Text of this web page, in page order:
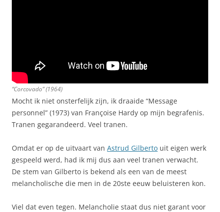
“Corcovado” (1964)
Mocht ik niet onsterfelijk zijn, ik draaide “Message
personnel” (1973) van Françoise Hardy op mijn begrafenis.
Tranen gegarandeerd. Veel tranen.
Omdat er op de uitvaart van Astrud Gilberto uit eigen werk
gespeeld werd, had ik mij dus aan veel tranen verwacht.
De stem van Gilberto is bekend als een van de meest
melancholische die men in de 20ste eeuw beluisteren kon.
Viel dat even tegen. Melancholie staat dus niet garant voor